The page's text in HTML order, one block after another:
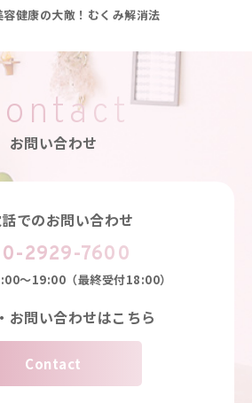
容健康の大敵！むくみ解消法
お問い合わせ
でのお問い合わせ
2929-7600
～19:00（最終受付18:00）
お問い合わせはこちら
Contact